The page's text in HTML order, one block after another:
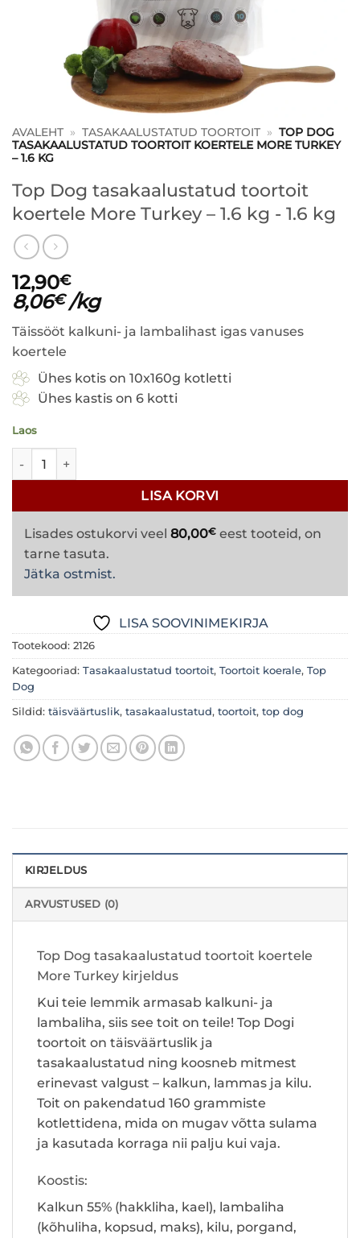
AVALEHT » TASAKAALUSTATUD TOORTOIT » TOP DOG
TASAKAALUSTATUD TOORTOIT KOERTELE MORE TURKEY
– 1.6 KG
Top Dog tasakaalustatud toortoit
koertele More Turkey – 1.6 kg - 1.6 kg
12,90€
8,06€ /kg
Täissööt kalkuni- ja lambalihast igas vanuses
koertele
Ühes kotis on 10x160g kotletti
Ühes kastis on 6 kotti
Laos
Top Dog tasakaalustatud toortoit koertele More Turkey - 1.6
LISA KORVI
Lisades ostukorvi veel 80,00€ eest tooteid, on
tarne tasuta.
Jätka ostmist.
LISA SOOVINIMEKIRJA
Tootekood: 2126
Kategooriad: Tasakaalustatud toortoit, Toortoit koerale, Top
Dog
Sildid: täisväärtuslik, tasakaalustatud, toortoit, top dog
KIRJELDUS
ARVUSTUSED (0)
Top Dog tasakaalustatud toortoit koertele
More Turkey kirjeldus
Kui teie lemmik armasab kalkuni- ja
lambaliha, siis see toit on teile! Top Dogi
toortoit on täisväärtuslik ja
tasakaalustatud ning koosneb mitmest
erinevast valgust – kalkun, lammas ja kilu.
Toit on pakendatud 160 grammiste
kotlettidena, mida on mugav võtta sulama
ja kasutada korraga nii palju kui vaja.
Koostis:
Kalkun 55% (hakkliha, kael), lambaliha
(kõhuliha, kopsud, maks), kilu, porgand,